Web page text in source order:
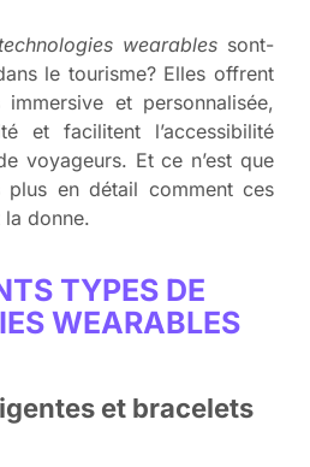
technologies wearablessont-
le tourisme? Elles offrent
et personnalisée,
et facilitent l’accessibilité
voyageurs. Et ce n’est que
plus en détail comment ces
la donne.
TYPES DE
WEARABLES
et bracelets